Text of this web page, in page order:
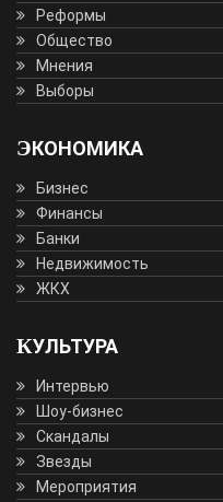
Реформы
Общество
Мнения
Выборы
ЭКОНОМИКА
Бизнес
Финансы
Банки
Недвижимость
ЖКХ
КУЛЬТУРА
Интервью
Шоу-бизнес
Скандалы
Звезды
Мероприятия